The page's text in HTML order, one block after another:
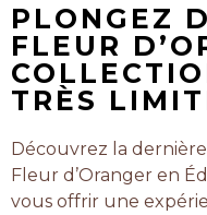
PLONGEZ
FLEUR
TRÈS
Découvrez la
Fleur d’Oranger en
vous offrir une